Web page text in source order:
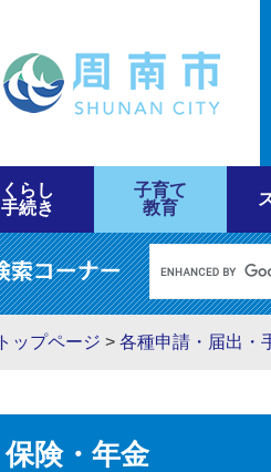
くらし
手続き
子育て
教育
トップページ > 各種申請・届出・
保険・年金